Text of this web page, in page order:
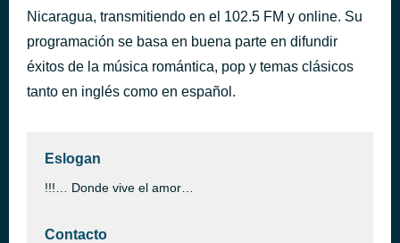
Nicaragua, transmitiendo en el 102.5 FM y online. Su
programación se basa en buena parte en difundir
éxitos de la música romántica, pop y temas clásicos
tanto en inglés como en español.
Eslogan
!!!… Donde vive el amor…
Contacto